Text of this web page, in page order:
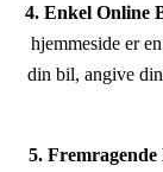
4. Enkel Online
hjemmeside er
din bil, angive
5.